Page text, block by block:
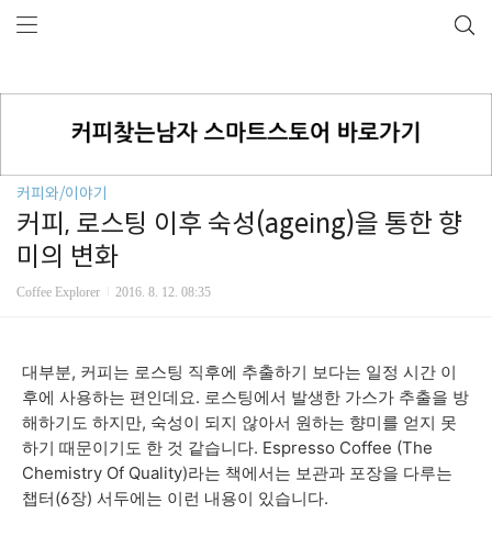
커피와/이야기
커피, 로스팅 이후 숙성(ageing)을 통한 향
미의 변화
Coffee Explorer 2016. 8. 12. 08:35
대부분, 커피는 로스팅 직후에 추출하기 보다는 일정 시간 이
후에 사용하는 편인데요. 로스팅에서 발생한 가스가 추출을 방
해하기도 하지만, 숙성이 되지 않아서 원하는 향미를 얻지 못
하기 때문이기도 한 것 같습니다. Espresso Coffee (The
Chemistry Of Quality)라는 책에서는 보관과 포장을 다루는
챕터(6장) 서두에는 이런 내용이 있습니다.